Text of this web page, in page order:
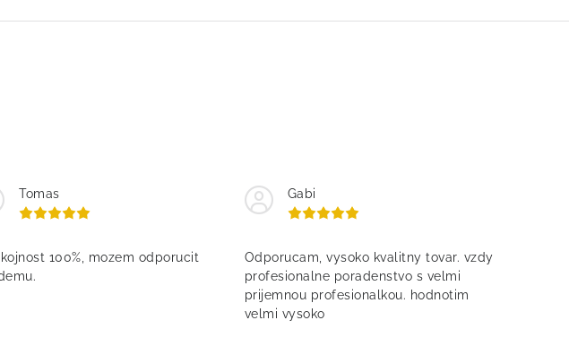
Tomas
100%, mozem odporucit
Gabi
Odporucam, vysoko kvalitny tovar. vzdy
profesionalne poradenstvo s velmi
prijemnou profesionalkou. hodnotim
velmi vysoko